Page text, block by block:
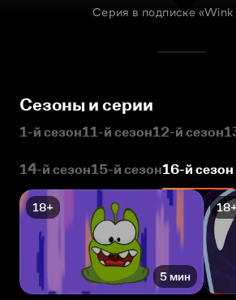
Серия в подписке
Сезоны и серии
1-й сезон11-й сезон12-й сезон
14-й сезон15-й сезон16-й сезон
18+
5 мин
18+